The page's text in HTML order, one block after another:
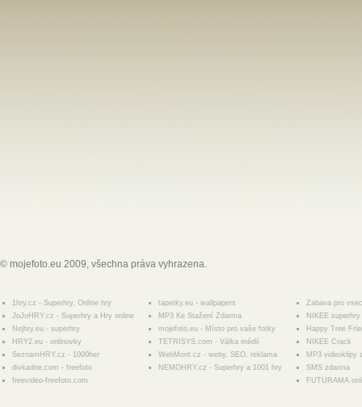
© mojefoto.eu 2009, všechna práva vyhrazena.
1hry.cz - Superhry, Online hry
JoJoHRY.cz - Superhry a Hry online
Nejhry.eu - superhry
HRY2.eu - onlinovky
SeznamHRY.cz - 1000her
divkadne.com - freefoto
freevideo-freefoto.com
tapetky.eu - wallpapers
MP3 Ke Stažení Zdarma
mojefoto.eu - Místo pro vaše fotky
TETRISYS.com - Válka médií
WebMont.cz - weby, SEO, reklama
NEMOHRY.cz - Superhry a 1001 hry
Zabava pro
NIKEE superhry
Happy Tree
NIKEE Crack
MP3 videoklipy
SMS zdarma
FUTURAMA